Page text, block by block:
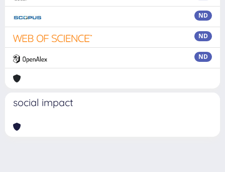
ND
ND
ND
social impact